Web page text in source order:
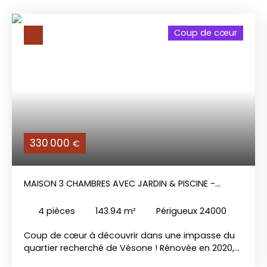
330 000 €
Coup de cœur
MAISON 3 CHAMBRES AVEC JARDIN & PISCINE -
4 pièces 143.94 m² Périgueux 24000
Coup de cœur à découvrir dans une impasse du
quartier recherché de Vésone ! Rénovée en 2020,